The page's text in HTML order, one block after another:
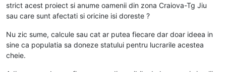
strict acest proiect si anume oamenii din zona Craiova-Tg Jiu
sau care sunt afectati si oricine isi doreste ?
Nu zic sume, calcule sau cat ar putea fiecare dar doar ideea in
sine ca populatia sa doneze statului pentru lucrarile acestea
cheie.